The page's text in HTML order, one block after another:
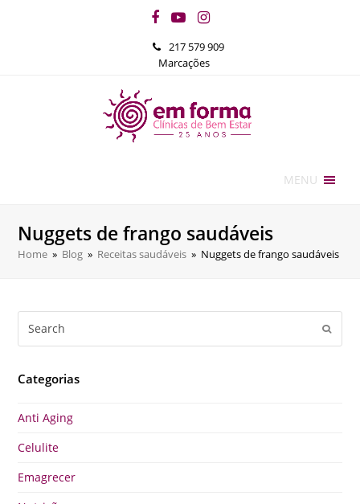
Facebook
YouTubeInstagram
217 579 909
Marcações
MENU
Nuggets de frango saudáveis
Home » Blog » Receitas saudáveis » Nuggets de frango saudáveis
Categorias
Anti Aging
Celulite
Emagrecer